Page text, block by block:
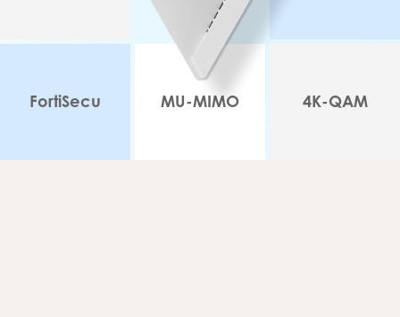
FortiSecu MU-MIMO 4K-QAM